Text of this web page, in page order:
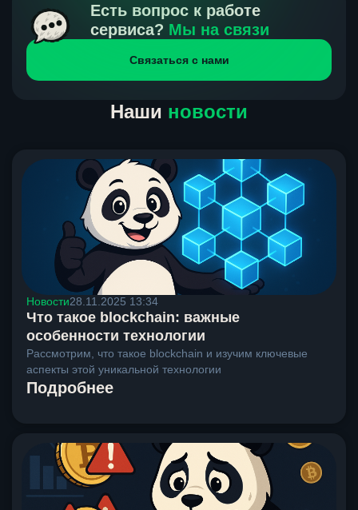
получения нами средств от тебя, а на другой части
направлений курс, указанный на сайте, является
окончательным. Если сомневаешься, напиши в онлайн-
чат на сайте, мы поможем разобраться.
Есть вопрос к работе
сервиса? Мы на связи
Связаться с нами
Наши новости
Новости28.11.2025 13:34
Что такое blockchain: важные
особенности технологии
Рассмотрим, что такое blockchain и изучим ключевые
аспекты этой уникальной технологии
Подробнее